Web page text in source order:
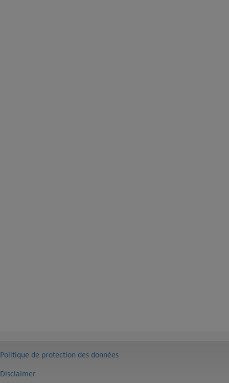
Politique de protection des données
Disclaimer